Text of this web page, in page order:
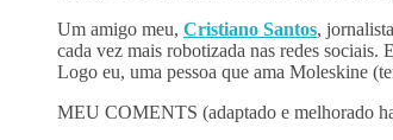
Um amigo meu, Cristiano Santos,
cada vez mais robotizada nas redes
Logo eu, uma pessoa que ama Moleskine
MEU COMENTS (adaptado e melhorado